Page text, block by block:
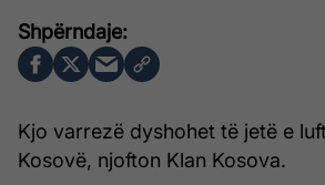
Kjo varrezë dyshohet të jetë e
Kosovë, njofton Klan Kosova.